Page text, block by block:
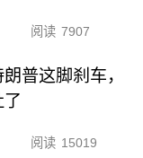
阅读 7907
普这脚刹车，
阅读 15019